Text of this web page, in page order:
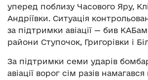
уперед поблизу Часового Яру,
Андріївки. Ситуація
за підтримки авіації — бив
райони Ступочок, Григорівки і
За підтримки семи ударів
авіації ворог сім разів